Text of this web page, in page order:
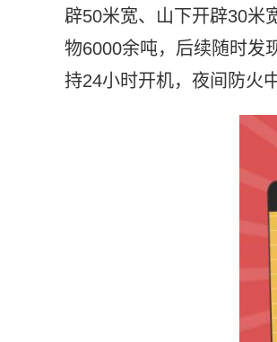
辟50米宽、山下开辟30米
物6000余吨，后续随时发
持24小时开机，夜间防火